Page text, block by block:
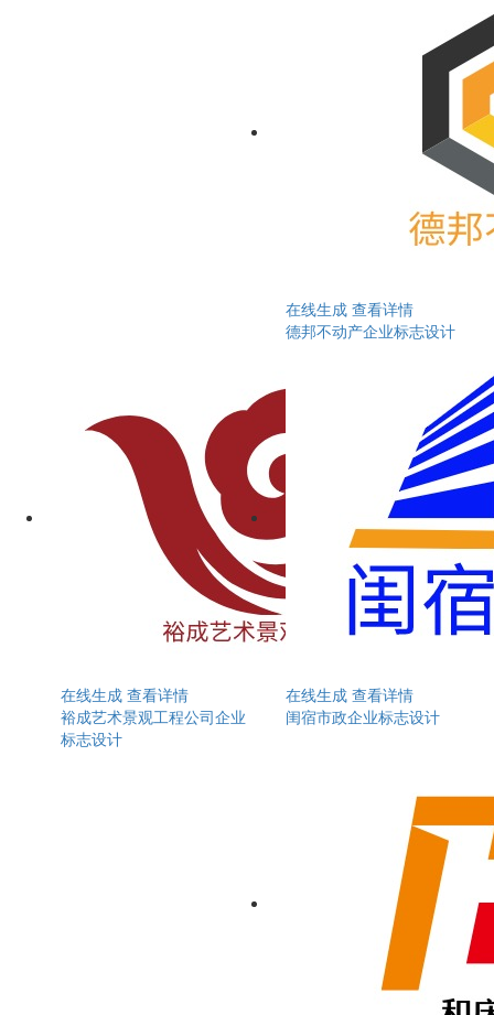
在线生成 查看详情
德邦不动产企业标志设计
在线生成 查看详情
裕成艺术景观工程公司企业
标志设计
在线生成 查看详情
闺宿市政企业标志设计